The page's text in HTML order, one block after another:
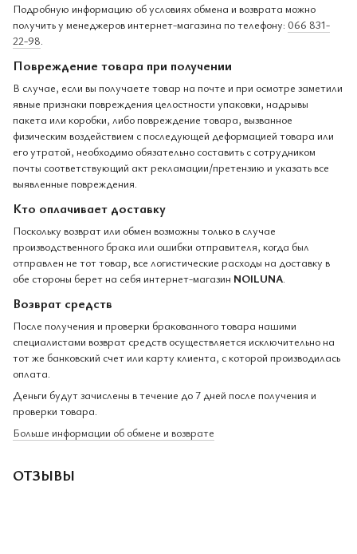
Подробную информацию об условиях обмена и возврата можно
получить у менеджеров интернет-магазина по телефону: 066 831-
22-98.
Повреждение товара при получении
В случае, если вы получаете товар на почте и при осмотре заметили
явные признаки повреждения целостности упаковки, надрывы
пакета или коробки, либо повреждение товара, вызванное
физическим воздействием с последующей деформацией товара или
его утратой, необходимо обязательно составить с сотрудником
почты соответствующий акт рекламации/претензию и указать все
выявленные повреждения.
Кто оплачивает доставку
Поскольку возврат или обмен возможны только в случае
производственного брака или ошибки отправителя, когда был
отправлен не тот товар, все логистические расходы на доставку в
обе стороны берет на себя интернет-магазин NOILUNA
Возврат средств
После получения и проверки бракованного товара нашими
специалистами возврат средств осуществляется исключительно на
тот же банковский счет или карту клиента, с которой производилась
оплата.
Деньги будут зачислены в течение до 7 дней после получения и
проверки товара.
Больше информации об обмене и возврате
ОТЗЫВЫ